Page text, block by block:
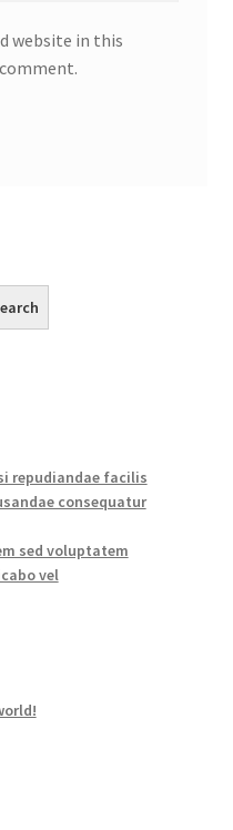
website in this
repudiandae facilis
consequatur
sed voluptatem
vel